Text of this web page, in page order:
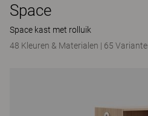
Space
Space kast met rolluik
48 Kleuren & Materialen | 65